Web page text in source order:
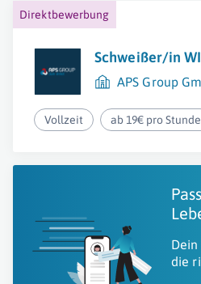
Direktbewerbung
Schweißer/in
APS Group
Vollzeit ab 19€ pro Stunde
die